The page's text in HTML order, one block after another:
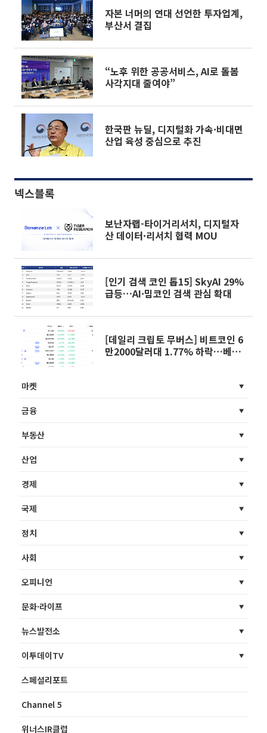
자본 너머의 연대 선언한 투자업계,
부산서 결집
“노후 위한 공공서비스, AI로 돌봄
사각지대 줄여야”
한국판 뉴딜, 디지털화 가속·비대면
산업 육성 중심으로 추진
넥스블록
보난자랩-타이거리서치, 디지털자
산 데이터·리서치 협력 MOU
[인기 검색 코인 톱15] SkyAI 29%
급등…AI·밈코인 검색 관심 확대
[데일리 크립토 무버스] 비트코인 6
만2000달러대 1.77% 하락…베니
마켓
금융
부동산
산업
경제
국제
정치
사회
오피니언
문화·라이프
뉴스발전소
이투데이TV
스페셜리포트
Channel 5
위너스IR클럽